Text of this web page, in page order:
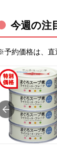
今週の注
予約価格は、直